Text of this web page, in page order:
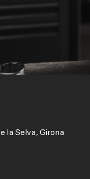
la Selva, Girona